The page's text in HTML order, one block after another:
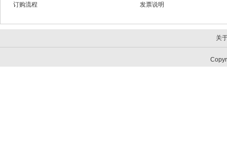
订购流程
发票说明
关